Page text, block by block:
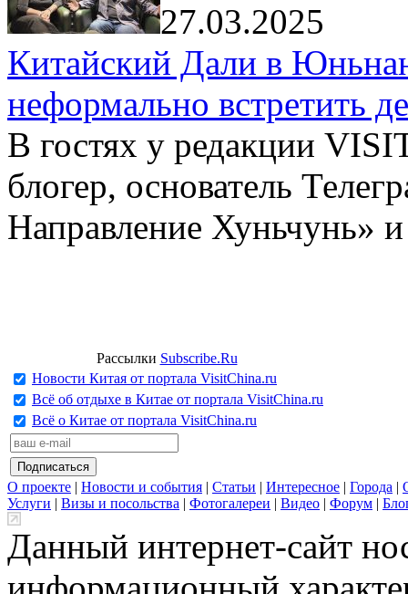
27.03.2025
Китайский Дали в
неформально встретить
В гостях у редакции
блогер, основатель
Направление Хуньчунь»
Рассылки Subscribe.Ru
Новости Китая от портала VisitChina.ru
Всё об отдыхе в Китае от портала VisitChina.ru
Всё о Китае от портала VisitChina.ru
О проекте | Новости и события | Статьи | Интересное | Города |
Услуги | Визы и посольства | Фотогалереи | Видео | Форум |
Данный интернет-сайт